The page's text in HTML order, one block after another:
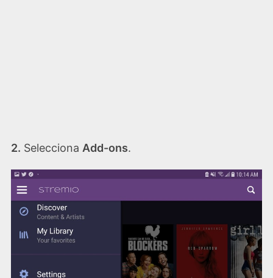
2. Selecciona Add-ons.